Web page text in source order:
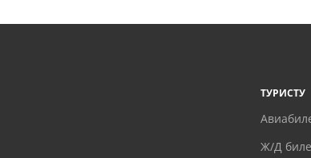
ТУРИСТУ
Ж/Д